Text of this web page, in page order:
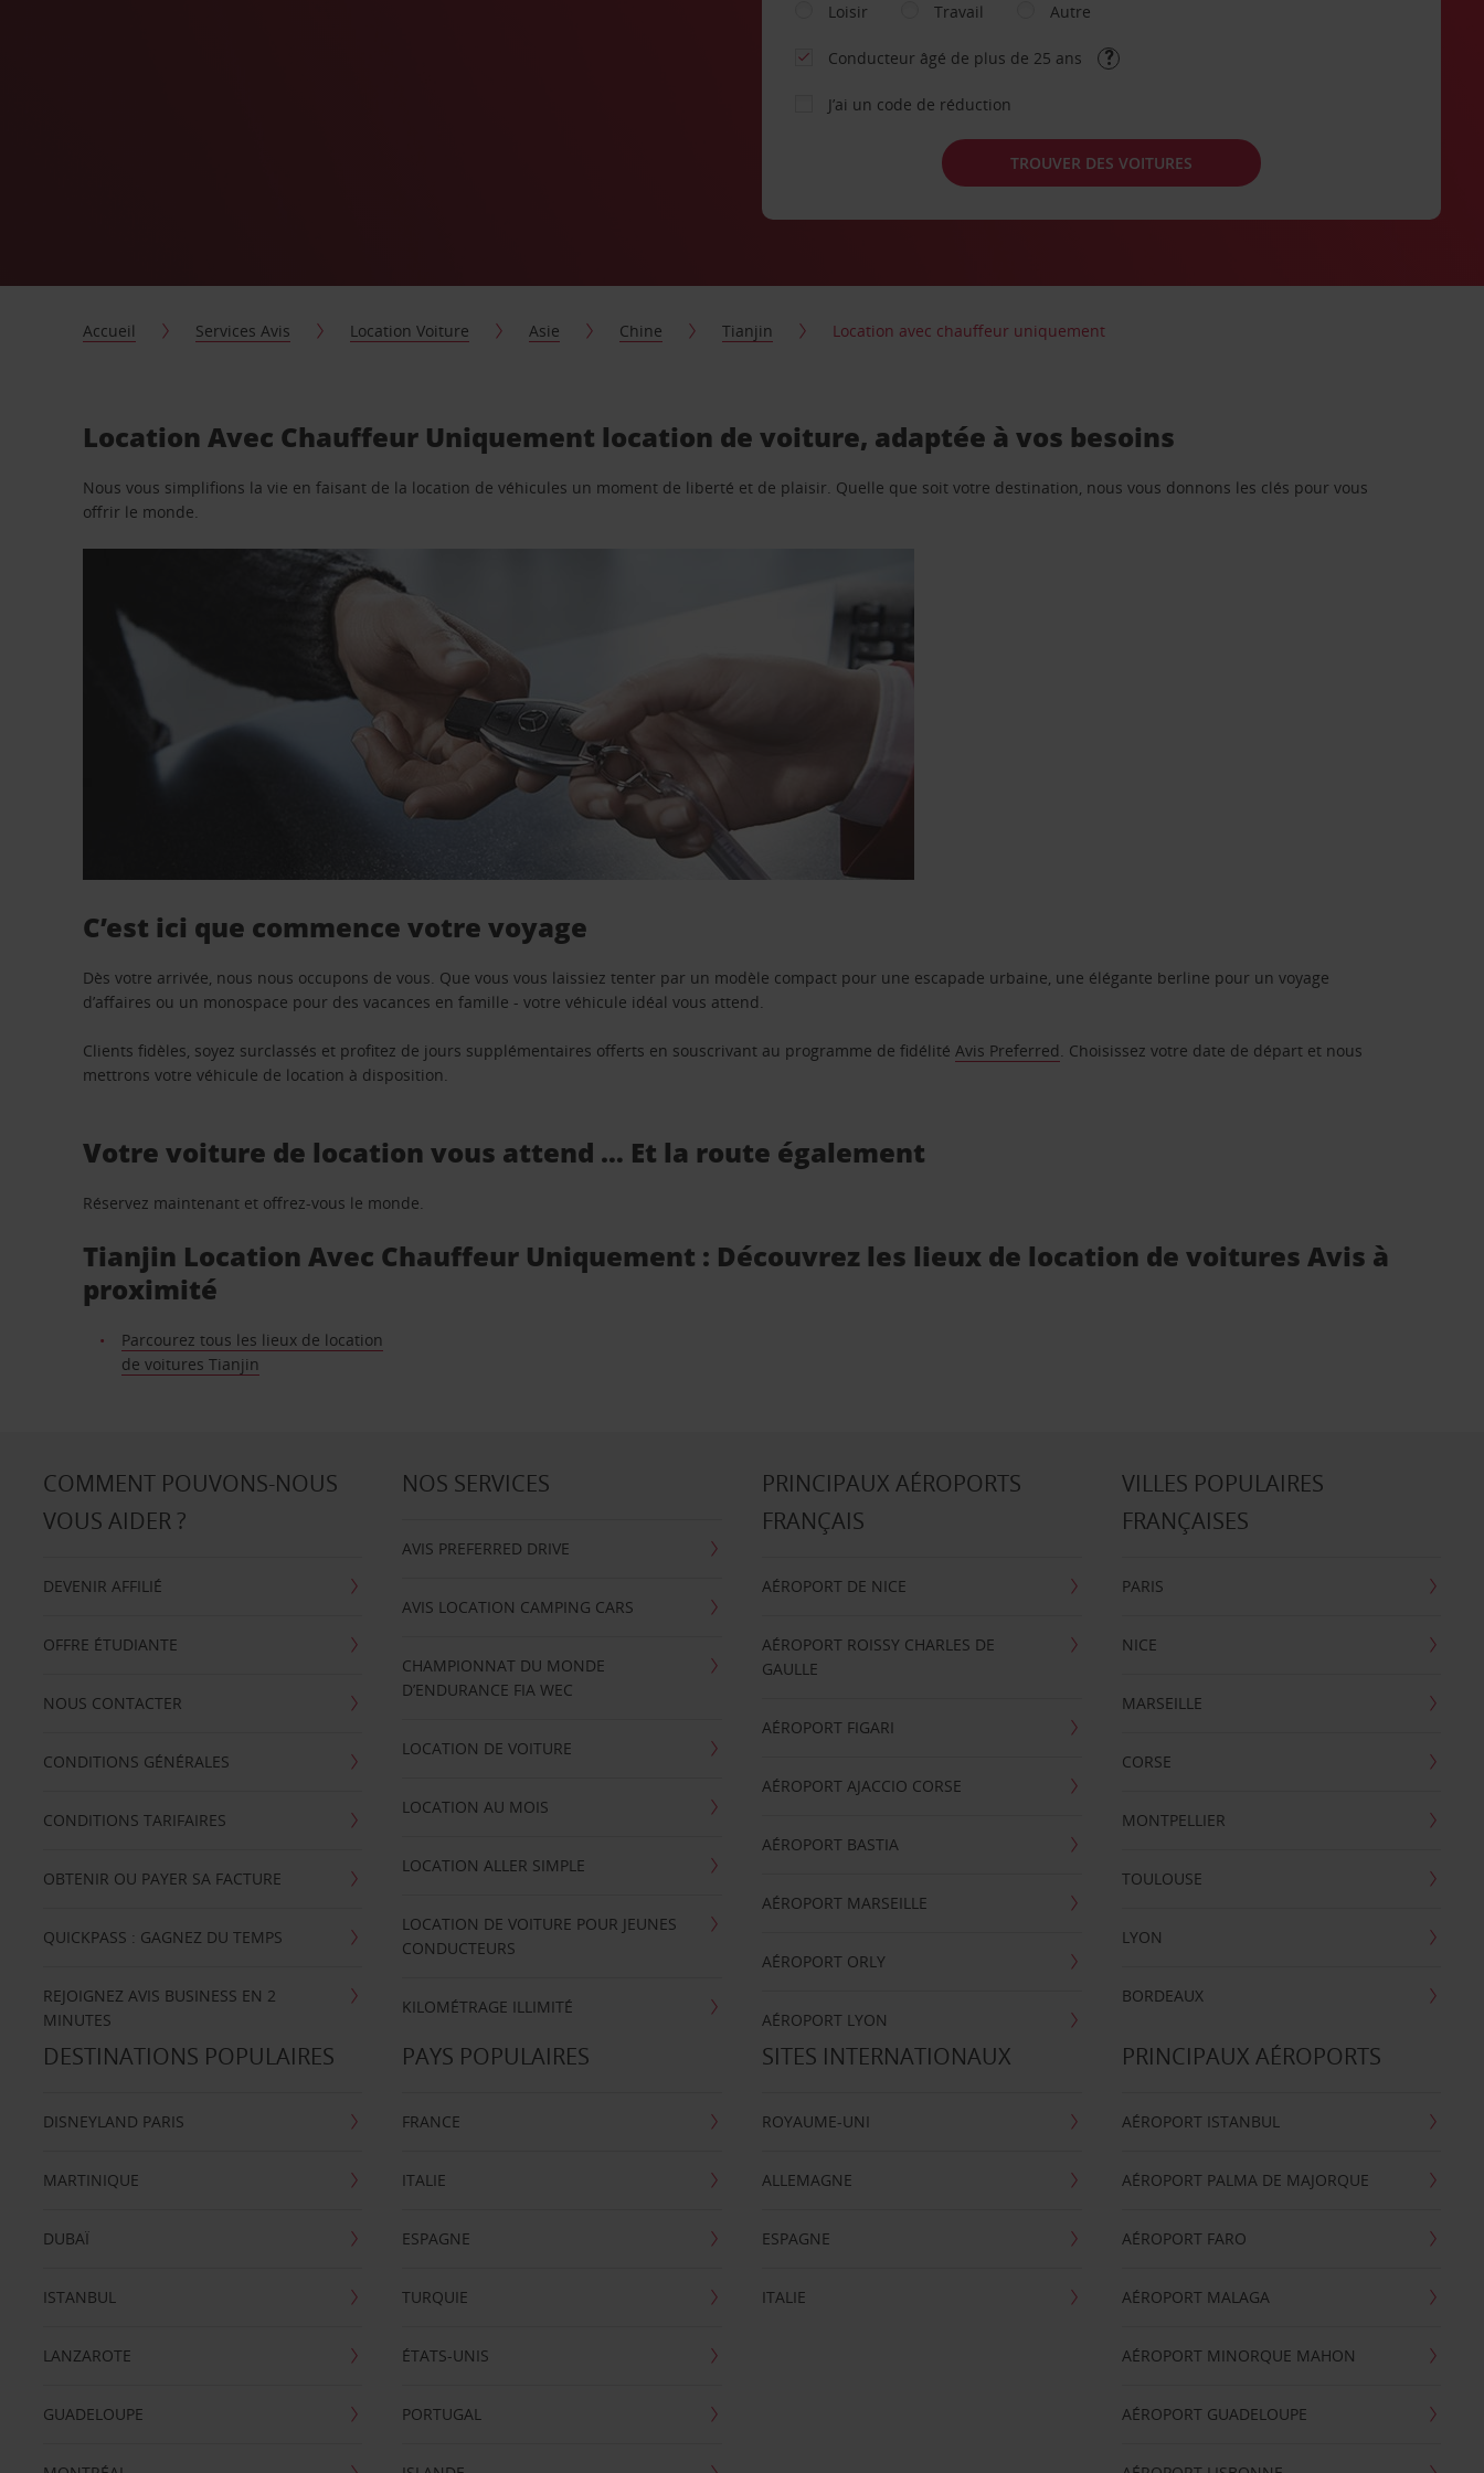
Loisir
Travail Autre
Conducteur âgé de plus de 25 ans
J’ai un code de réduction
TROUVER DES VOITURES
Accueil Services Avis Location Voiture Asie Chine Tianjin Location avec chauffeur uniquement
Location Avec Chauffeur Uniquement location de voiture, adaptée à vos besoins
Nous vous simplifions la vie en faisant de la location de véhicules un moment de liberté et de plaisir. Quelle que soit votre destination, nous vous donnons les clés pour vous
offrir le monde.
C’est ici que commence votre voyage
Dès votre arrivée, nous nous occupons de vous. Que vous vous laissiez tenter par un modèle compact pour une escapade urbaine, une élégante berline pour un voyage
d’affaires ou un monospace pour des vacances en famille - votre véhicule idéal vous attend.
Clients fidèles, soyez surclassés et profitez de jours supplémentaires offerts en souscrivant au programme de fidélitéAvis Preferred. Choisissez votre date de départ et nous
mettrons votre véhicule de location à disposition.
Votre voiture de location vous attend … Et la route également
Réservez maintenant et offrez-vous le monde.
Tianjin Location Avec Chauffeur Uniquement : Découvrez les lieux de location de voitures Avis à
proximité
Parcourez tous les lieux de location
de voitures Tianjin
COMMENT POUVONS-NOUS
VOUS AIDER ?
DEVENIR AFFILIÉ
OFFRE ÉTUDIANTE
NOUS CONTACTER
CONDITIONS GÉNÉRALES
CONDITIONS TARIFAIRES
OBTENIR OU PAYER SA FACTURE
QUICKPASS : GAGNEZ DU TEMPS
REJOIGNEZ AVIS BUSINESS EN 2
MINUTES
NOS SERVICES
AVIS PREFERRED DRIVE
AVIS LOCATION CAMPING CARS
CHAMPIONNAT DU MONDE
D’ENDURANCE FIA WEC
LOCATION DE VOITURE
LOCATION AU MOIS
LOCATION ALLER SIMPLE
LOCATION DE VOITURE POUR JEUNES
CONDUCTEURS
KILOMÉTRAGE ILLIMITÉ
PRINCIPAUX AÉROPORTS
FRANÇAIS
AÉROPORT DE NICE
AÉROPORT ROISSY CHARLES DE
GAULLE
AÉROPORT FIGARI
AÉROPORT AJACCIO CORSE
AÉROPORT BASTIA
AÉROPORT MARSEILLE
AÉROPORT ORLY
AÉROPORT LYON
VILLES POPULAIRES
FRANÇAISES
PARIS
NICE
MARSEILLE
CORSE
MONTPELLIER
TOULOUSE
LYON
BORDEAUX
DESTINATIONS POPULAIRES
DISNEYLAND PARIS
MARTINIQUE
DUBAÏ
ISTANBUL
LANZAROTE
GUADELOUPE
PAYS POPULAIRES
FRANCE
ITALIE
ESPAGNE
TURQUIE
ÉTATS-UNIS
PORTUGAL
SITES INTERNATIONAUX
ROYAUME-UNI
ALLEMAGNE
ESPAGNE
ITALIE
PRINCIPAUX AÉROPORTS
AÉROPORT ISTANBUL
AÉROPORT PALMA DE MAJORQUE
AÉROPORT FARO
AÉROPORT MALAGA
AÉROPORT MINORQUE MAHON
AÉROPORT GUADELOUPE